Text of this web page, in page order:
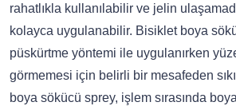
rahatlıkla kullanılabilir ve jelin
kolayca uygulanabilir. Bisiklet boya
püskürtme yöntemi ile uygulanırken
görmemesi için belirli bir mesafeden
boya sökücü sprey, işlem sırasında